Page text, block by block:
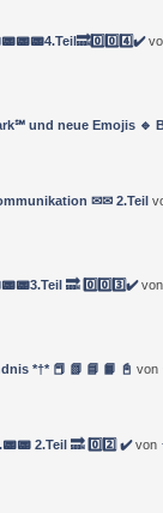
und neue Emojis 🔹
✉✉ 2.Teil
🔜 0️⃣0️⃣3️⃣✔️
*†* 📕 📗 📘 📙 📓von
2.Teil 🔜 0️⃣2️⃣ ✔️von